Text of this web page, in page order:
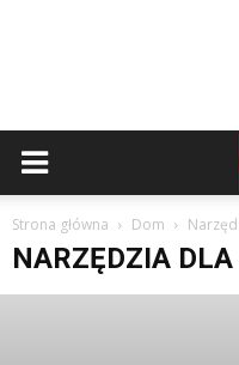
Strona główna Dom
NARZĘDZIA